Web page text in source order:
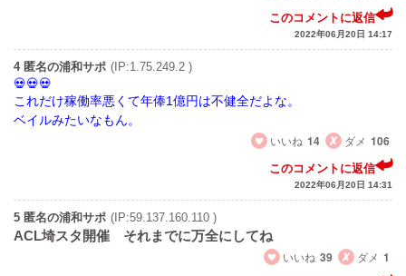
このコメントに返信
2022年06月20日 14:17
4 匿名の浦和サポ (IP:1.75.249.2 )
これだけ稼働率悪くて年俸1億円は不健全だよな。
ベイルみたいなもん。
いいね 14 ダメ 106
このコメントに返信
2022年06月20日 14:31
5 匿名の浦和サポ (IP:59.137.160.110 )
ACL埼スタ開催 それまでに万全にしてね
いいね 39 ダメ 1